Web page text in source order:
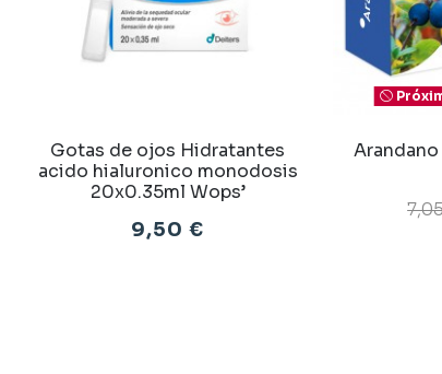
Gotas de ojos Hidratantes
acido hialuronico monodosis
20x0.35ml Wops’
9,50 €